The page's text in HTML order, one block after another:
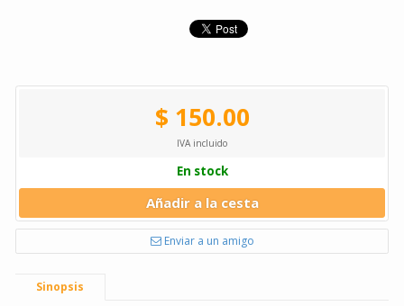
$ 150.00
IVA incluido
En stock
Añadir a la cesta
Enviar a un amigo
Sinopsis